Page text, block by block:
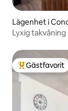
Lägenhet i
Lyxig
Populär
Gästfavorit